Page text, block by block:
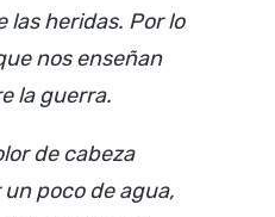
las heridas. Por lo
nos enseñan
la guerra.
de cabeza
poco de agua,